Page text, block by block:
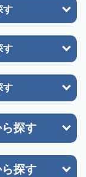
す
す
す
探す
探す